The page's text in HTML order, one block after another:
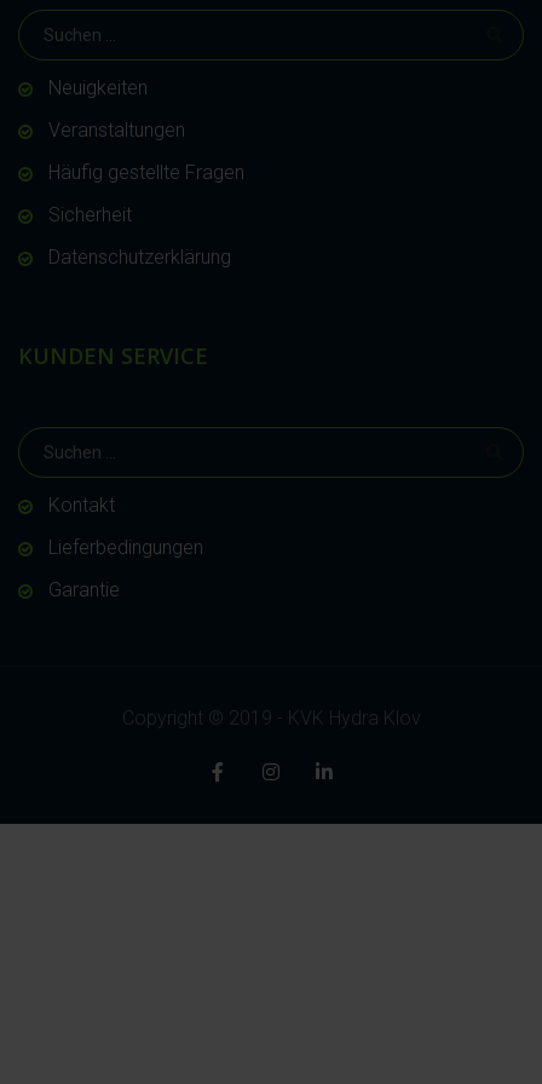
Neuigkeiten
Veranstaltungen
Häufig gestellte Fragen
Sicherheit
Datenschutzerklärung
KUNDEN SERVICE
Kontakt
Lieferbedingungen
Garantie
Copyright © 2019 - KVK Hydra Klov